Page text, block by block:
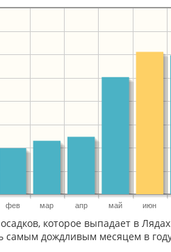
фев мар апр май июн
которое выпадает в
самым дождливым месяцем в